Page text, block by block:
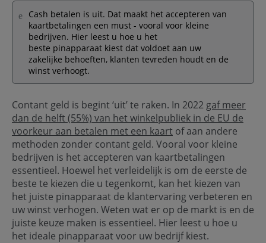
Cash betalen is uit. Dat maakt het accepteren van
kaartbetalingen een must - vooral voor kleine
bedrijven. Hier leest u hoe u het
beste pinapparaat kiest dat voldoet aan uw
zakelijke behoeften, klanten tevreden houdt en de
winst verhoogt.
Contant geld is begint ‘uit’ te raken. In 2022 gaf meer
dan de helft (55%) van het winkelpubliek in de EU de
voorkeur aan betalen met een kaart of aan andere
methoden zonder contant geld. Vooral voor kleine
bedrijven is het accepteren van kaartbetalingen
essentieel. Hoewel het verleidelijk is om de eerste de
beste te kiezen die u tegenkomt, kan het kiezen van
het juiste pinapparaat de klantervaring verbeteren en
uw winst verhogen. Weten wat er op de markt is en de
juiste keuze maken is essentieel. Hier leest u hoe u
het ideale pinapparaat voor uw bedrijf kiest.